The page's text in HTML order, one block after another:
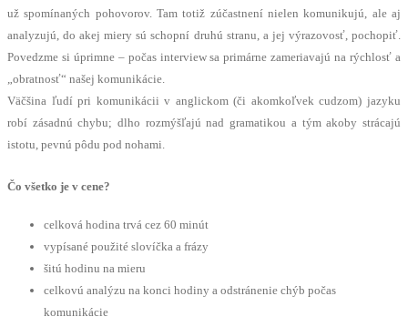
už spomínaných pohovorov. Tam totiž zúčastnení nielen komunikujú, ale aj
analyzujú, do akej miery sú schopní druhú stranu, a jej výrazovosť, pochopiť.
Povedzme si úprimne – počas interview sa primárne zameriavajú na rýchlosť a
„obratnosť“ našej komunikácie.
Väčšina ľudí pri komunikácii v anglickom (či akomkoľvek cudzom) jazyku
robí zásadnú chybu; dlho rozmýšľajú nad gramatikou a tým akoby strácajú
istotu, pevnú pôdu pod nohami.
Čo všetko je v cene?
celková hodina trvá cez 60 minút
vypísané použité slovíčka a frázy
šitú hodinu na mieru
celkovú analýzu na konci hodiny a odstránenie chýb počas
komunikácie